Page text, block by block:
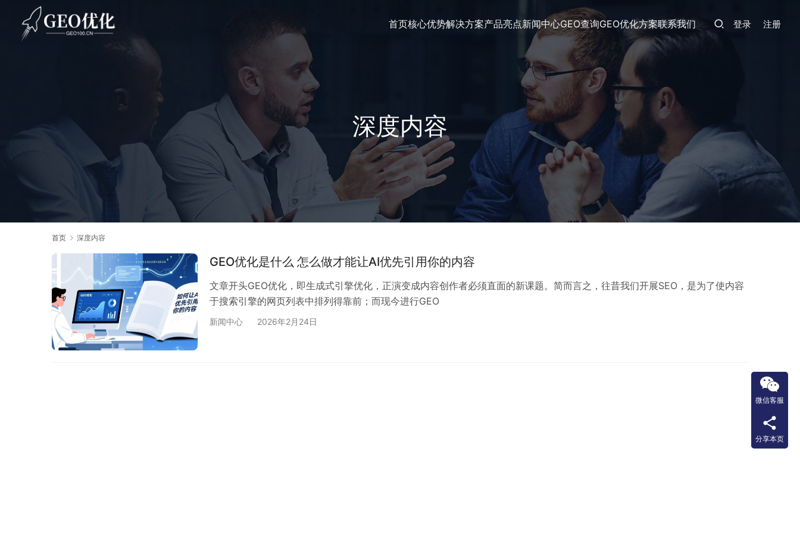
首页核心优势解决方案产品亮点新闻中心GEO查询GEO优化方案联系我们 登录 注册
深度内容
首页 深度内容
GEO优化是什么 怎么做才能让AI优先引用你的内容
文章开头GEO优化，即生成式引擎优化，正演变成内容创作者必须直面的新课题。简而言之，往昔我们开展SEO，是为了使内容
于搜索引擎的网页列表中排列得靠前；而现今进行GEO
新闻中心 2026年2月24日
微信客服
分享本页